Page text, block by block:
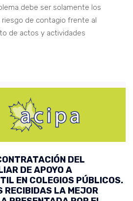
debe ser solamente los
de contagio frente al
de actos y actividades
DEL
DE APOYO A
EN COLEGIOS PÚBLICOS.
RECIBIDAS LA MEJOR